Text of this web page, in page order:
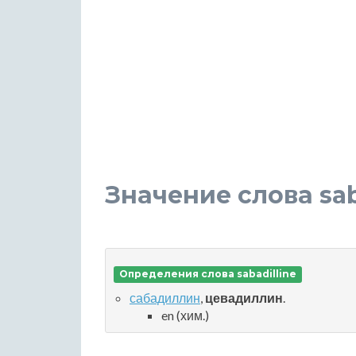
Значение слова
Определения слова sabadilline
сабадиллин, цевадиллин.
en (хим.)